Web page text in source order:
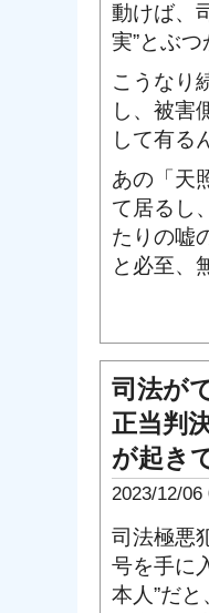
動けば、
実”とぶつ
こうなり
し、被害
して有る
あの「天
て居るし
たりの嘘
と必至、
司法が
正当判
が起き
2023/12/06
司法極悪
号を手に
本人”だ